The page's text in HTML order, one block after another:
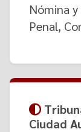
Nómina
Penal,
Ciudad